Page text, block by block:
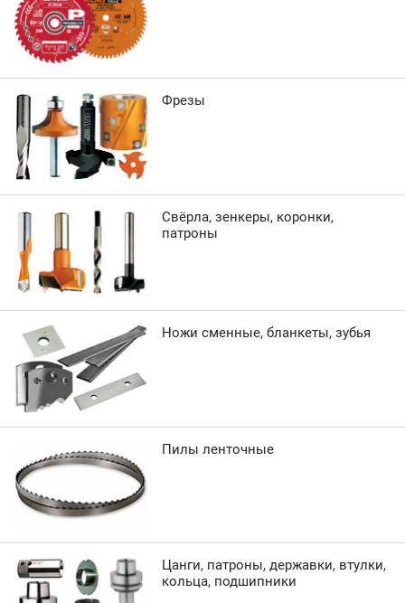
Фрезы
Свёрла, зенкеры, коронки,
патроны
Ножи сменные, бланкеты, зубья
Пилы ленточные
Цанги, патроны, державки, втулки,
кольца, подшипники